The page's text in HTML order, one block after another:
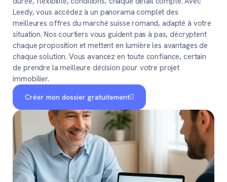
Leedy, vous accédez à un panorama complet des
meilleures offres du marché suisse romand, adapté à votre
situation. Nos courtiers vous guident pas à pas, décryptent
chaque proposition et mettent en lumière les avantages de
chaque solution. Vous avancez en toute confiance, certain
de prendre la meilleure décision pour votre projet
immobilier.
Créer mon dossier gratuitement